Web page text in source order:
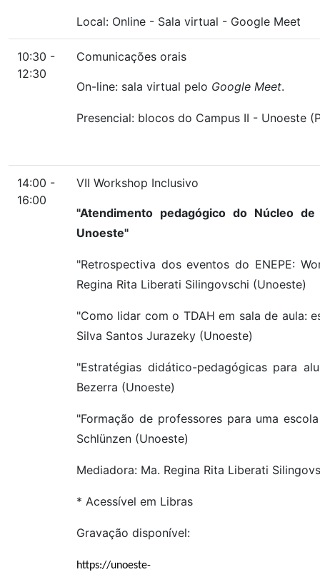
Local: Online - Sala virtual - Google Meet
10:30 -
12:30
Comunicações orais
On-line: sala virtual pelo Google Meet.
Presencial: blocos do Campus II - Unoeste
14:00 -
16:00
VII Workshop Inclusivo
"Atendimento pedagógico do Núcleo
Unoeste"
"Retrospectiva dos eventos do ENEPE:
Regina Rita Liberati Silingovschi (Unoeste)
"Como lidar com o TDAH em sala de aula:
Silva Santos Jurazeky (Unoeste)
"Estratégias didático-pedagógicas para
Bezerra (Unoeste)
"Formação de professores para uma
Schlünzen (Unoeste)
Mediadora: Ma. Regina Rita Liberati
* Acessível em Libras
Gravação disponível:
https://unoeste-